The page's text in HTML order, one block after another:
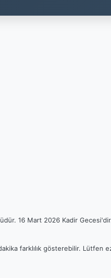
16 Mart 2026 Kadir
farklılık gösterebilir. Lütfen